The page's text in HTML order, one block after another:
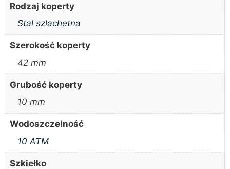
Rodzaj koperty
Stal szlachetna
Szerokość koperty
42 mm
Grubość koperty
10 mm
Wodoszczelność
10 ATM
Szkiełko